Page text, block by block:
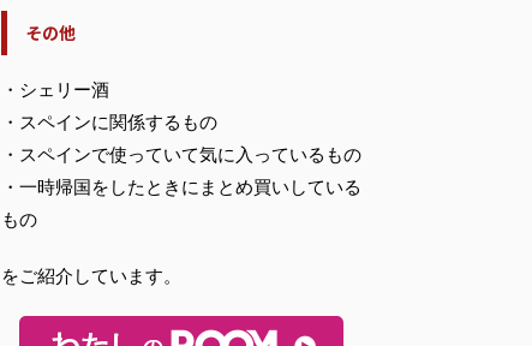
その他
・シェリー酒
・スペインに関係するもの
・スペインで使っていて気に入っているもの
・一時帰国をしたときにまとめ買いしている
もの
をご紹介しています。